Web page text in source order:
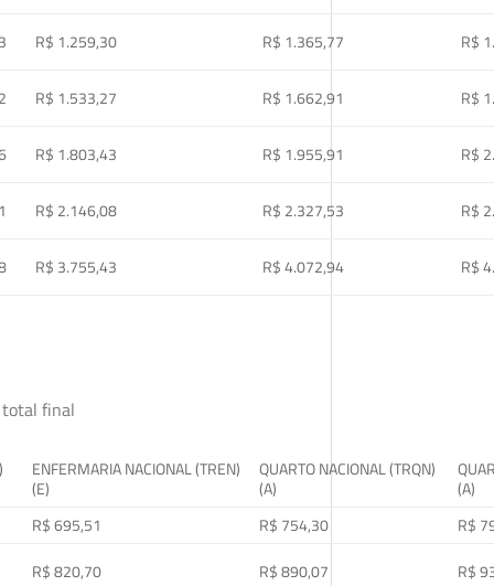
R$ 1.259,30 R$ 1.365,77 R$
R$ 1.533,27 R$ 1.662,91 R$
R$ 1.803,43 R$ 1.955,91 R$
R$ 2.146,08 R$ 2.327,53 R$
R$ 3.755,43 R$ 4.072,94 R$
total final
ENFERMARIA NACIONAL (TREN)
(E)
QUARTO NACIONAL (TRQN)
(A)
(A)
R$ 695,51
R$ 754,30
R$
R$ 820,70
R$ 890,07 R$